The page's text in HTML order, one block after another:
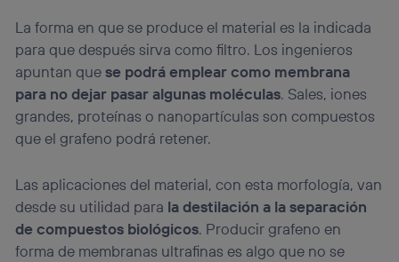
La forma en que se produce el material es la indicada
para que después sirva como filtro. Los ingenieros
apuntan quese podrá emplear como membrana
para no dejar pasar algunas moléculas. Sales, iones
grandes, proteínas o nanopartículas son compuestos
que el grafeno podrá retener.
Las aplicaciones del material, con esta morfología, van
desde su utilidad para la destilación a la separación
de compuestos biológicos. Producir grafeno en
forma de membranas ultrafinas es algo que no se
Si utilizas una conexión de banda ancha(p. ej., Wi-Fi),
el marketing o análisis se realizará en función de las
actividades de navegación de los miembros del hogar
que hayan dado su consentimiento.
Si utilizasdatos móviles , el marketing será más
personalizado, ya que se basará únicamente en la
navegación del usuario del móvil.
“Administrar Utiq” en la parte inferior de esta página web o
visitando el
portal de privacidad de Utiq
(“consenthub”) . Para más información, consulta
la política de privacidad de Utiq.